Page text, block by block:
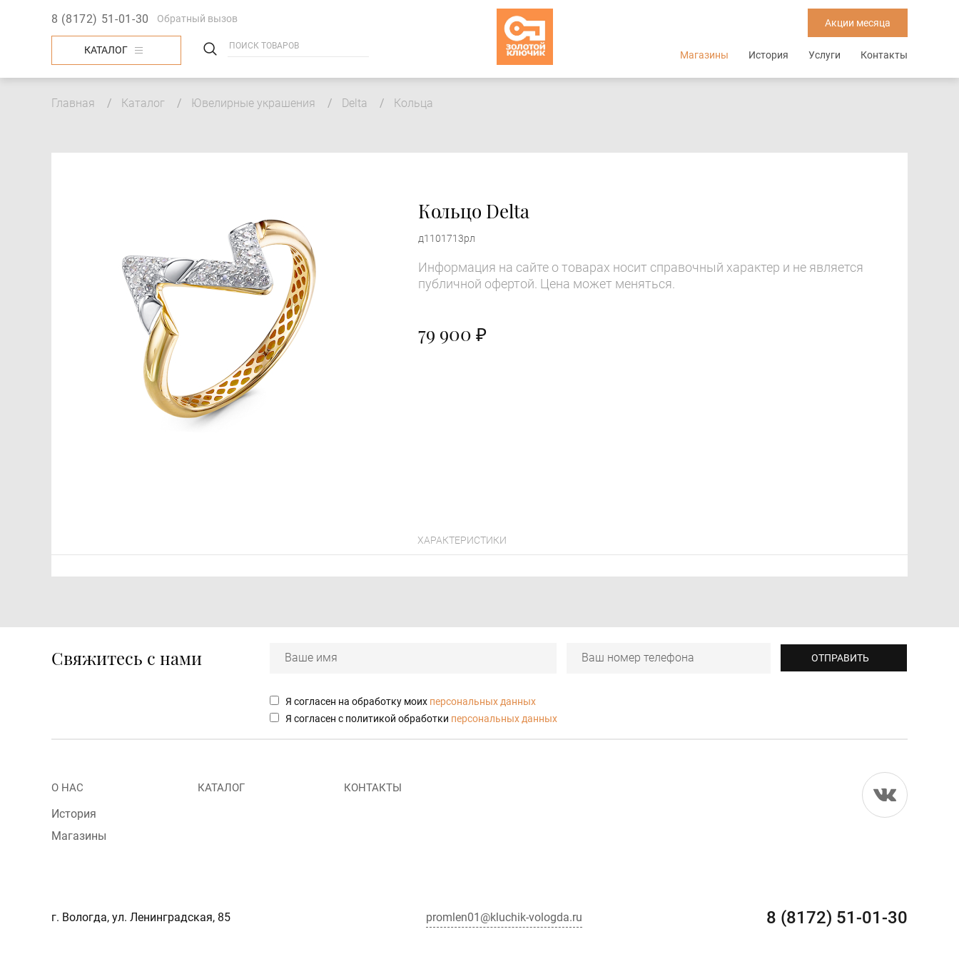
8 (8172) 51-01-30 Обратный вызов
КАТАЛОГ
Акции месяца
Основная
навигация
Магазины История Услуги Контакты
Строка
Главная Каталог Ювелирные украшения Delta Кольца
Кольцо Delta
д1101713рл
Информация на сайте о товарах носит справочный характер и не является
публичной офертой. Цена может меняться.
79 900 ₽
ХАРАКТЕРИСТИКИ
Свяжитесь с нами
Я согласен на обработку моих персональных данных
Я согласен с политикой обработки персональных данных
Menu
footer
О НАС
История
Магазины
КАТАЛОГ КОНТАКТЫ
г. Вологда, ул. Ленинградская, 85 promlen01@kluchik-vologda.ru 8 (8172) 51-01-30